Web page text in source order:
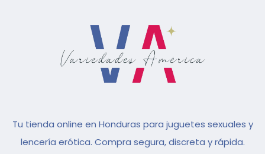
Tu tienda online en Honduras para juguetes sexuales y
lencería erótica. Compra segura, discreta y rápida.